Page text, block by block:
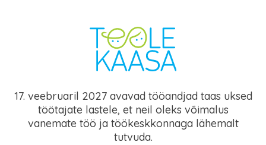
17. veebruaril 2027 avavad tööandjad taas uksed
töötajate lastele, et neil oleks võimalus
vanemate töö ja töökeskkonnaga lähemalt
tutvuda.